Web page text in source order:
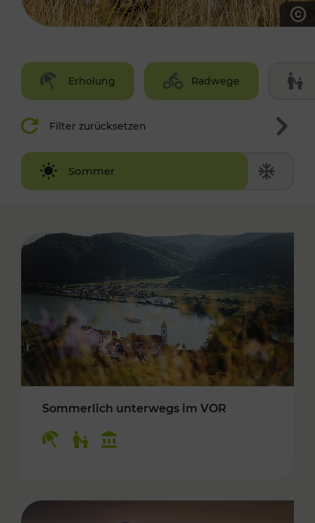
Erholung Radwege
Filter zurücksetzen
Sommer
Winter
Sommerlich unterwegs im VOR